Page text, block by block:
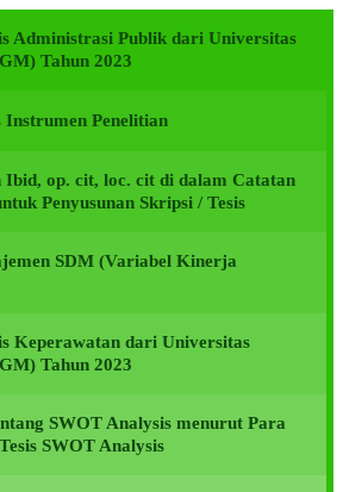
Administrasi Publik dari Universitas
Tahun 2023
Penelitian
Ibid, op. cit, loc. cit di dalam Catatan
Penyusunan Skripsi / Tesis
SDM (Variabel Kinerja
Keperawatan dari Universitas
Tahun 2023
SWOT Analysis menurut Para
SWOT Analysis